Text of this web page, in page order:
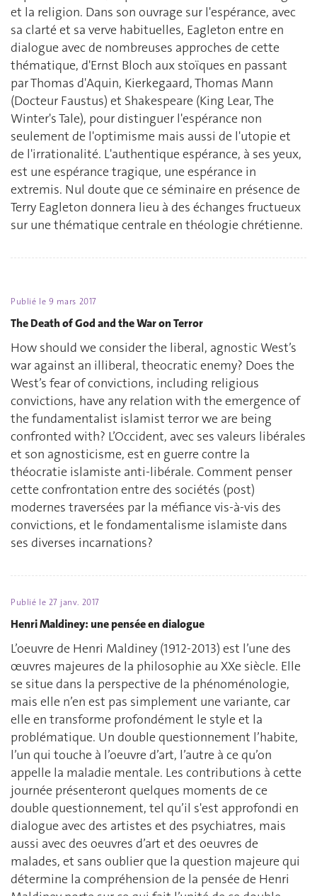
et la religion. Dans son ouvrage sur l'espérance, avec
sa clarté et sa verve habituelles, Eagleton entre en
dialogue avec de nombreuses approches de cette
thématique, d'Ernst Bloch aux stoïques en passant
par Thomas d'Aquin, Kierkegaard, Thomas Mann
(Docteur Faustus) et Shakespeare (King Lear, The
Winter's Tale), pour distinguer l'espérance non
seulement de l'optimisme mais aussi de l'utopie et
de l'irrationalité. L'authentique espérance, à ses yeux,
est une espérance tragique, une espérance in
extremis. Nul doute que ce séminaire en présence de
Terry Eagleton donnera lieu à des échanges fructueux
sur une thématique centrale en théologie chrétienne.
Publié le 9 mars 2017
The Death of God and the War on Terror
How should we consider the liberal, agnostic West’s
war against an illiberal, theocratic enemy? Does the
West’s fear of convictions, including religious
convictions, have any relation with the emergence of
the fundamentalist islamist terror we are being
confronted with? L’Occident, avec ses valeurs libérales
et son agnosticisme, est en guerre contre la
théocratie islamiste anti-libérale. Comment penser
cette confrontation entre des sociétés (post)
modernes traversées par la méfiance vis-à-vis des
convictions, et le fondamentalisme islamiste dans
ses diverses incarnations?
Publié le 27 janv. 2017
Henri Maldiney: une pensée en dialogue
L’oeuvre de Henri Maldiney (1912-2013) est l’une des
œuvres majeures de la philosophie au XXe siècle. Elle
se situe dans la perspective de la phénoménologie,
mais elle n’en est pas simplement une variante, car
elle en transforme profondément le style et la
problématique. Un double questionnement l’habite,
l’un qui touche à l’oeuvre d’art, l’autre à ce qu’on
appelle la maladie mentale. Les contributions à cette
journée présenteront quelques moments de ce
double questionnement, tel qu’il s'est approfondi en
dialogue avec des artistes et des psychiatres, mais
aussi avec des oeuvres d’art et des oeuvres de
malades, et sans oublier que la question majeure qui
détermine la compréhension de la pensée de Henri